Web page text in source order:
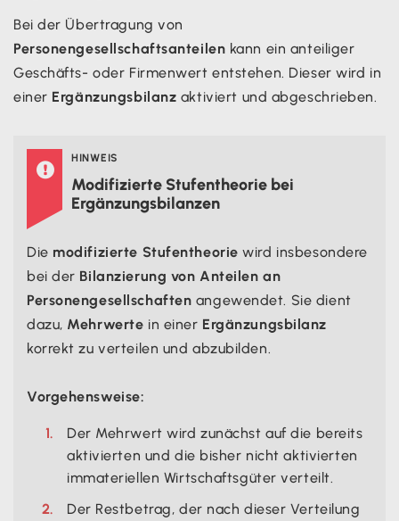
Bei der Übertragung von
Personengesellschaftsanteilen kann ein anteiliger
Geschäfts- oder Firmenwert entstehen. Dieser wird in
einer Ergänzungsbilanz aktiviert und abgeschrieben.
 HINWEIS
Modifizierte Stufentheorie bei
Ergänzungsbilanzen
Die modifizierte Stufentheorie wird insbesondere
bei der Bilanzierung von Anteilen an
Personengesellschaften angewendet. Sie dient
dazu, Mehrwerte in einer Ergänzungsbilanz
korrekt zu verteilen und abzubilden.
Vorgehensweise:
Der Mehrwert wird zunächst auf die bereits
aktivierten und die bisher nicht aktivierten
immateriellen Wirtschaftsgüter verteilt.
Der Restbetrag, der nach dieser Verteilung